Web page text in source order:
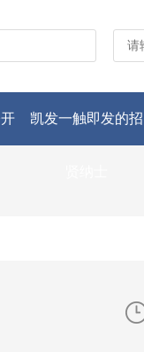
凯发一触即发的招